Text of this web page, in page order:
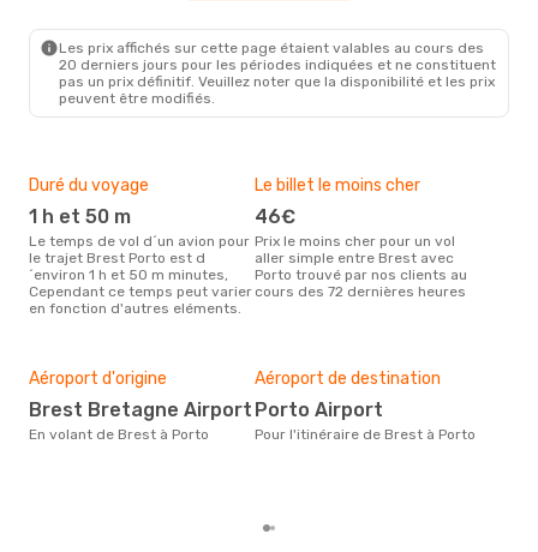
Les prix affichés sur cette page étaient valables au cours des
20 derniers jours pour les périodes indiquées et ne constituent
pas un prix définitif. Veuillez noter que la disponibilité et les prix
peuvent être modifiés.
Duré du voyage
1 h et 50 m
Le temps de vol d´un avion pour
le trajet Brest Porto est d
´environ 1 h et 50 m minutes,
Cependant ce temps peut varier
en fonction d'autres eléments.
Le billet le moins cher
46€
Prix le moins cher pour un vol
aller simple entre Brest avec
Porto trouvé par nos clients au
cours des 72 dernières heures
Aéroport d'origine
Brest Bretagne Airport
En volant de Brest à Porto
Aéroport de destination
Porto Airport
Pour l'itinéraire de Brest à Porto